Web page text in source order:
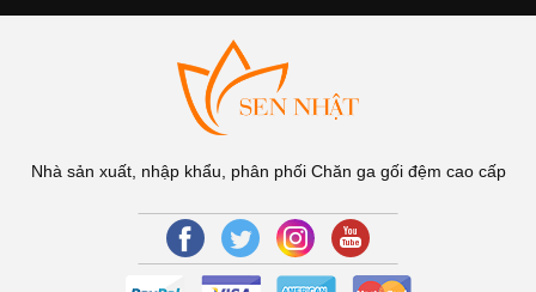
Nhà sản xuất, nhập khẩu, phân phối Chăn ga gối đệm cao cấp